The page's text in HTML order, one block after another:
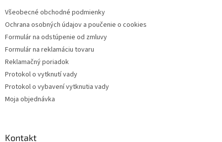
Všeobecné obchodné podmienky
Ochrana osobných údajov a poučenie o cookies
Formulár na odstúpenie od zmluvy
Formulár na reklamáciu tovaru
Reklamačný poriadok
Protokol o vytknutí vady
Protokol o vybavení vytknutia vady
Moja objednávka
Kontakt